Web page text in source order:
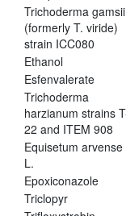
Trichoderma gamsii
(formerly T. viride)
strain ICC080
Ethanol
Esfenvalerate
Trichoderma
harzianum strains
22 and ITEM 908
Equisetum arvense
L.
Epoxiconazole
Triclopyr